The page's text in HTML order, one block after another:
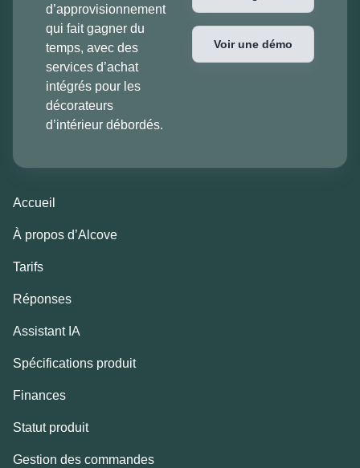
d’approvisionnement
qui fait gagner du
temps, avec des
services d’achat
intégrés pour les
décorateurs
d’intérieur débordés.
Voir une démo
Accueil
À propos d’Alcove
Tarifs
Réponses
Assistant IA
Spécifications produit
Finances
Statut produit
Gestion des commandes